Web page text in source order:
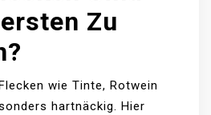
Zu
wie Tinte, Rotwein
hartnäckig. Hier